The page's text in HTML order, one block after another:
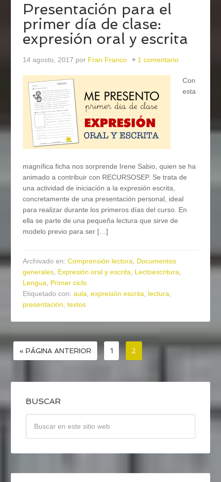
Presentación para el
primer día de clase:
expresión oral y escrita
14 agosto, 2017 por Fran Franco 1 comentario
Con
esta
magnífica ficha nos sorprende Irene Sabio, quien se ha
animado a contribuir con RECURSOSEP. Se trata de
una actividad de iniciación a la expresión escrita,
concretamente de una presentación personal, ideal
para realizar durante los primeros días del curso. En
ella se parte de una pequeña lectura que sirve de
modelo previo para ser […]
Archivado en:Comprensión lectora, Documentos
generales, Expresión oral y escrita, Lectoescritura,
Lengua, Primer ciclo
Etiquetado con:aula,expresión escrita, lectura,
presentación,textos
« PÁGINA ANTERIOR 1 2
BUSCAR